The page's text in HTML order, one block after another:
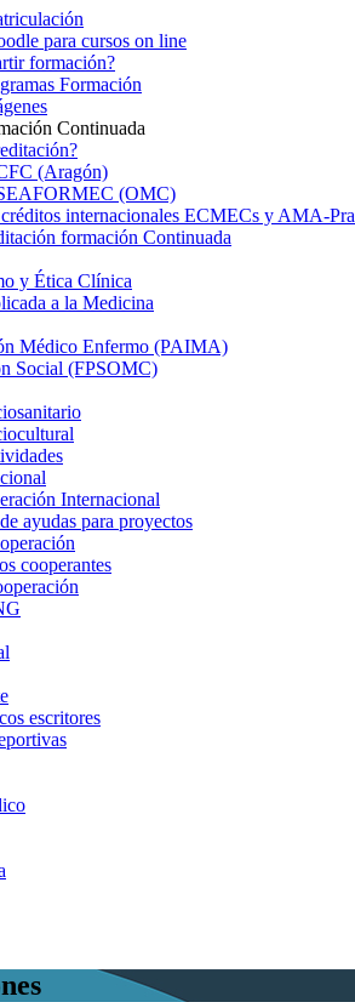
para cursos on line
formación?
Formación
Continuada
(Aragón)
(OMC)
internacionales ECMECs y AMA-
formación Continuada
y Ética Clínica
a la Medicina
Médico Enfermo (PAIMA)
Social (FPSOMC)
Internacional
ayudas para proyectos
cooperantes
escritores